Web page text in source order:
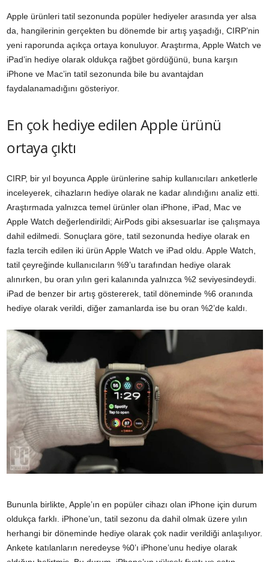
Apple ürünleri tatil sezonunda popüler hediyeler arasında yer alsa
da, hangilerinin gerçekten bu dönemde bir artış yaşadığı, CIRP’nin
yeni raporunda açıkça ortaya konuluyor. Araştırma, Apple Watch ve
iPad’in hediye olarak oldukça rağbet gördüğünü, buna karşın
iPhone ve Mac’in tatil sezonunda bile bu avantajdan
faydalanamadığını gösteriyor.
En çok hediye edilen Apple ürünü
ortaya çıktı
CIRP, bir yıl boyunca Apple ürünlerine sahip kullanıcıları anketlerle
inceleyerek, cihazların hediye olarak ne kadar alındığını analiz etti.
Araştırmada yalnızca temel ürünler olan iPhone, iPad, Mac ve
Apple Watch değerlendirildi; AirPods gibi aksesuarlar ise çalışmaya
dahil edilmedi. Sonuçlara göre, tatil sezonunda hediye olarak en
fazla tercih edilen iki ürün Apple Watch ve iPad oldu. Apple Watch,
tatil çeyreğinde kullanıcıların %9’u tarafından hediye olarak
alınırken, bu oran yılın geri kalanında yalnızca %2 seviyesindeydi.
iPad de benzer bir artış göstererek, tatil döneminde %6 oranında
hediye olarak verildi, diğer zamanlarda ise bu oran %2’de kaldı.
Bununla birlikte, Apple’ın en popüler cihazı olan iPhone için durum
oldukça farklı. iPhone’un, tatil sezonu da dahil olmak üzere yılın
herhangi bir döneminde hediye olarak çok nadir verildiği anlaşılıyor.
Ankete katılanların neredeyse %0’ı iPhone’unu hediye olarak